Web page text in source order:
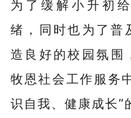
为了缓解小升初
绪，同时也为了普
造良好的校园氛
牧恩社会工作服务
识自我、健康成长”